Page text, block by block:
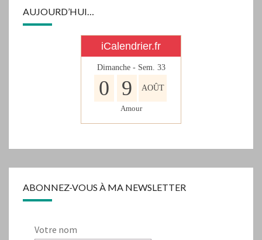
AUJOURD’HUI…
iCalendrier.fr
Dimanche - Sem. 33
0 9 AOÛT
Amour
ABONNEZ-VOUS À MA NEWSLETTER
Votre nom